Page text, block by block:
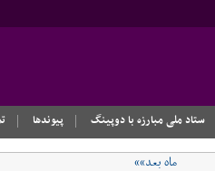
ستاد ملی مبارزه با دوپینگ پیوندها
ماه بعد»»